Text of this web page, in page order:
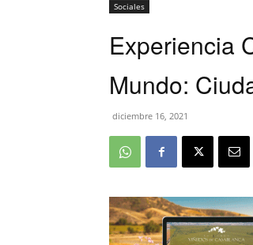
Sociales
Experiencia
Mundo:
diciembre 16, 2021